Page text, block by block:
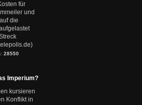
für
und
die
28550
Imperium?
kursieren
Konflikt in